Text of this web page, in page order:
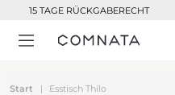
15 TAGE RÜCKGABERECHT
Start Esstisch Thilo